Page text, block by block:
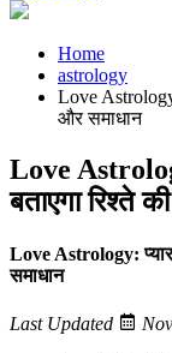
Home
astrology
Love
और समाधान
Love
बताएगा रिश्ते
Love Astrology: प्यार
समाधान
Last Updated